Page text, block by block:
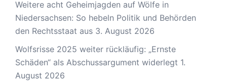
Weitere acht Geheimjagden auf Wölfe in
Niedersachsen: So hebeln Politik und Behörden
den Rechtsstaat aus 3. August 2026
Wolfsrisse 2025 weiter rückläufig: „Ernste
Schäden“ als Abschussargument widerlegt 1.
August 2026